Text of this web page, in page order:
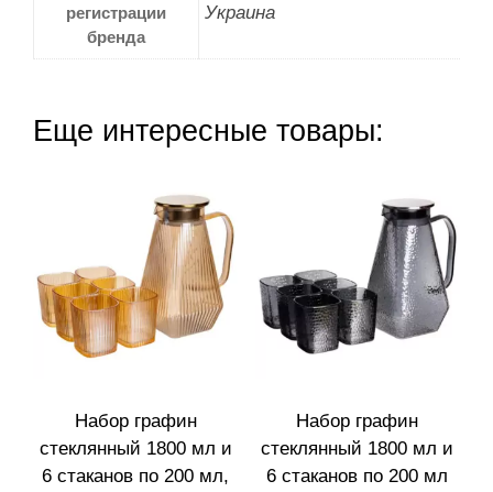
регистрации
бренда
Украина
Еще интересные товары:
Набор графин
стеклянный 1800 мл и
6 стаканов по 200 мл,
Набор графин
стеклянный 1800 мл и
6 стаканов по 200 мл